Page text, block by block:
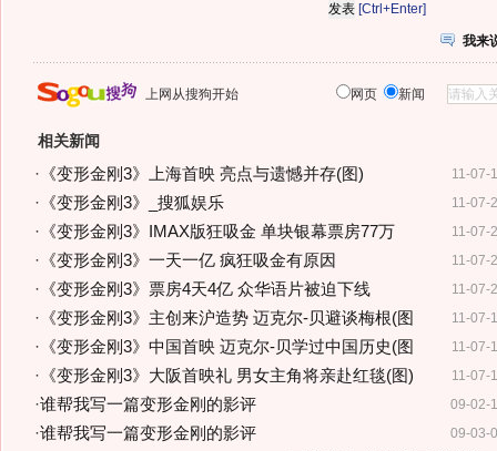
[Ctrl+Enter]
我来
上网从搜狗开始 网页 新闻
相关新闻
11-07-
· 《变形金刚3》上海首映 亮点与遗憾并存(图)
11-07-
· 《变形金刚3》_搜狐娱乐
11-07-
· 《变形金刚3》IMAX版狂吸金 单块银幕票房77万
11-07-
· 《变形金刚3》一天一亿 疯狂吸金有原因
11-07-
· 《变形金刚3》票房4天4亿 众华语片被迫下线
11-07-
· 《变形金刚3》主创来沪造势 迈克尔-贝避谈梅根(图
11-07-
· 《变形金刚3》中国首映 迈克尔-贝学过中国历史(图
11-07-
· 《变形金刚3》大阪首映礼 男女主角将亲赴红毯(图)
09-02-
·谁帮我写一篇变形金刚的影评
09-03-
·谁帮我写一篇变形金刚的影评